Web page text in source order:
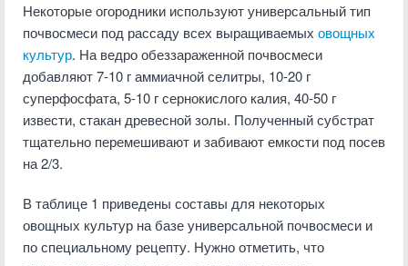
Некоторые огородники используют универсальный тип
почвосмеси под рассаду всех выращиваемых овощных
культур. На ведро обеззараженной почвосмеси
добавляют 7-10 г аммиачной селитры, 10-20 г
суперфосфата, 5-10 г сернокислого калия, 40-50 г
извести, стакан древесной золы. Полученный субстрат
тщательно перемешивают и забивают емкости под посев
на 2/3.
В таблице 1 приведены составы для некоторых
овощных культур на базе универсальной почвосмеси и
по специальному рецепту. Нужно отметить, что